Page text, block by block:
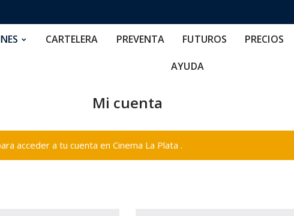
CARTELERA PREVENTA FUTUROS PRECIOS
AYUDA
Mi cuenta
acceder a tu cuenta en Cinema La Plata .